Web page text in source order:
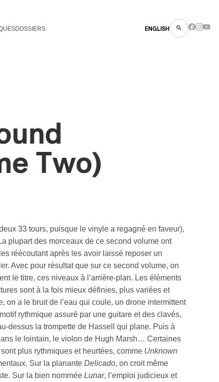
DOSSIERS ENGLISH
Two)
33 tours, puisque le vinyle a regagné en faveur),
plupart des morceaux de ce second volume ont
réécoutant après les avoir laissé reposer un
Avec pour résultat que sur ce second volume, on
le titre, ces niveaux à l’arrière-plan. Les éléments
sont à la fois mieux définies, plus variées et
on a le bruit de l’eau qui coule, un drone intermittent
rythmique assuré par une guitare et des clavés,
dessus la trompette de Hassell qui plane. Puis à
le lointain, le violon de Hugh Marsh… Certaines
sont plus rythmiques et heurtées, comme Unknown
Sur la planante Delicado, on croit même
Sur la bien nommée Lunar, l’emploi judicieux et